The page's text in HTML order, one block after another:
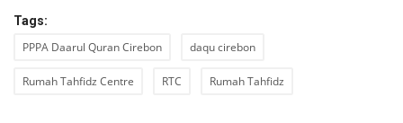
Tags:
PPPA Daarul Quran Cirebon daqu cirebon
Rumah Tahfidz Centre RTC Rumah Tahfidz